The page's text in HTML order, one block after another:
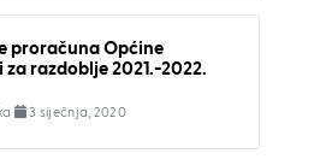
proračuna Općine
za razdoblje 2021.-2022.
3 siječnja, 2020